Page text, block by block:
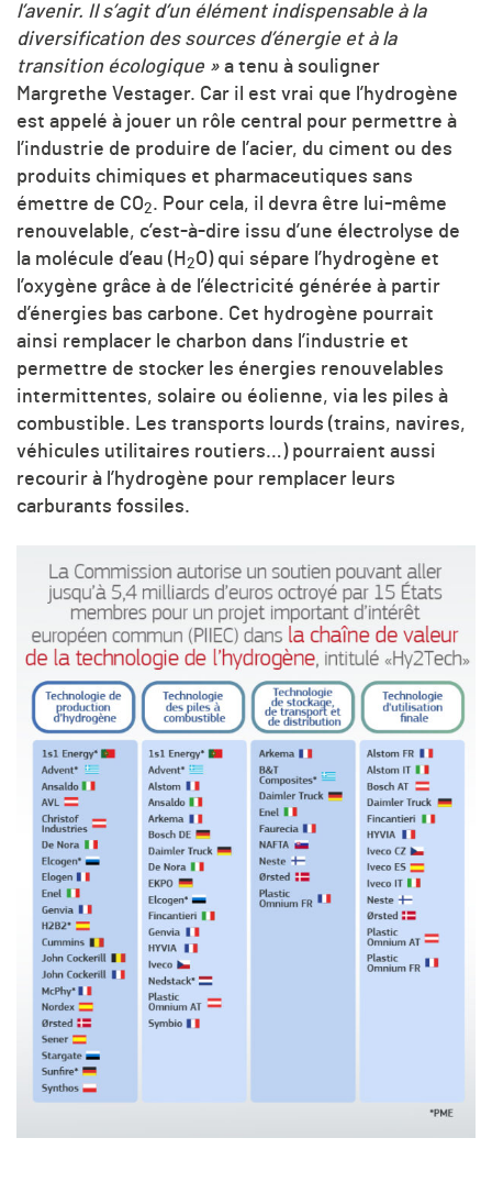
l’avenir. Il s’agit d’un élément indispensable à la
diversification des sources d’énergie et à la
transition écologique » a tenu à souligner
Margrethe Vestager. Car il est vrai que l’hydrogène
est appelé à jouer un rôle central pour permettre à
l’industrie de produire de l’acier, du ciment ou des
produits chimiques et pharmaceutiques sans
émettre de CO2. Pour cela, il devra être lui-même
renouvelable, c’est-à-dire issu d’une électrolyse de
la molécule d’eau (H 2O) qui sépare l’hydrogène et
l’oxygène grâce à de l’électricité générée à partir
d’énergies bas carbone. Cet hydrogène pourrait
ainsi remplacer le charbon dans l’industrie et
permettre de stocker les énergies renouvelables
intermittentes, solaire ou éolienne, via les piles à
combustible. Les transports lourds (trains, navires,
véhicules utilitaires routiers…) pourraient aussi
recourir à l’hydrogène pour remplacer leurs
carburants fossiles.